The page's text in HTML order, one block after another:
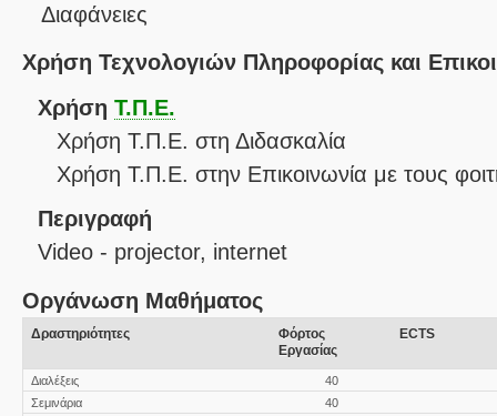
Διαφάνειες
Χρήση Τεχνολογιών Πληροφορίας και
Χρήση Τ.Π.Ε.
Χρήση Τ.Π.Ε. στη Διδασκαλία
Χρήση Τ.Π.Ε. στην Επικοινωνία με τους
Περιγραφή
Video - projector, internet
Οργάνωση Μαθήματος
Δραστηριότητες
Φόρτος
Εργασίας
ECTS
Διαλέξεις
40
Σεμινάρια
40